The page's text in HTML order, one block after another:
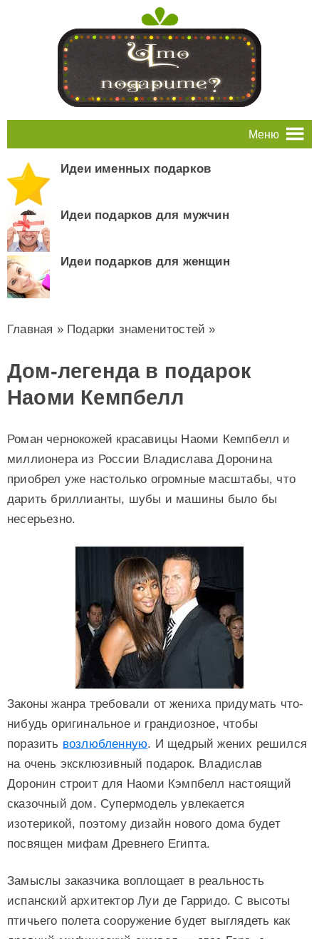
Меню
Идеи именных подарков
Идеи подарков для мужчин
Идеи подарков для женщин
Главная » Подарки знаменитостей »
Дом-легенда в подарок
Наоми Кемпбелл
Роман чернокожей красавицы Наоми Кемпбелл и
миллионера из России Владислава Доронина
приобрел уже настолько огромные масштабы, что
дарить бриллианты, шубы и машины было бы
несерьезно.
Законы жанра требовали от жениха придумать что-
нибудь оригинальное и грандиозное, чтобы
поразить возлюбленную. И щедрый жених решился
на очень эксклюзивный подарок. Владислав
Доронин строит для Наоми Кэмпбелл настоящий
сказочный дом. Супермодель увлекается
изотерикой, поэтому дизайн нового дома будет
посвящен мифам Древнего Египта.
Замыслы заказчика воплощает в реальность
испанский архитектор Луи де Гарридо. С высоты
птичьего полета сооружение будет выглядеть как